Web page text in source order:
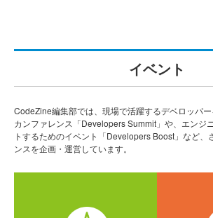
イベント
CodeZine編集部では、現場で活躍するデベロッパ
カンファレンス「Developers Summit」や、エンジ
トするためのイベント「Developers Boost」など、
ンスを企画・運営しています。